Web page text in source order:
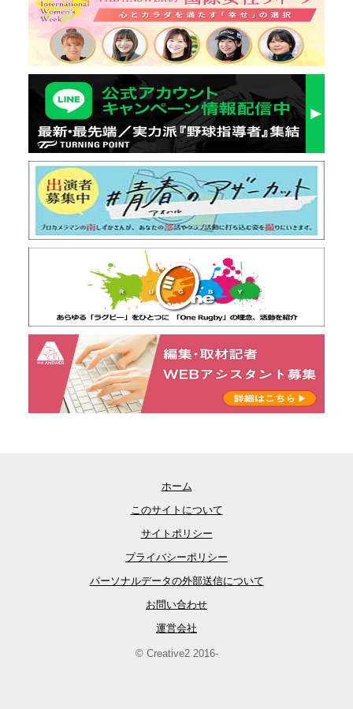
ホーム
このサイトについて
サイトポリシー
プライバシーポリシー
パーソナルデータの外部送信について
お問い合わせ
運営会社
© Creative2 2016-